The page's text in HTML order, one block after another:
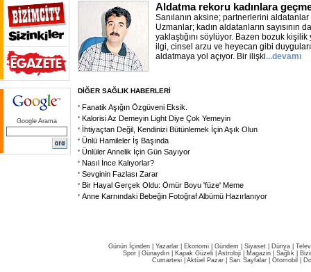
Google Arama
Aldatma rekoru kadınlara
Sanılanın aksine; partnerlerini
Uzmanlar; kadın aldatanların sayısının
yaklaştığını söylüyor. Bazen bozuk kişilik
ilgi, cinsel arzu ve heyecan gibi
aldatmaya yol açıyor. Bir ilişki...devamı
DİĞER SAĞLIK HABERLERİ
Fanatik Aşığın Özgüveni Eksik.
Kalorisi Az Demeyin Light Diye Çok Yemeyin
İhtiyaçtan Değil, Kendinizi Bütünlemek İçin Aşık Olun
Ünlü Hamileler İş Başında
Ünlüler Annelik İçin Gün Sayıyor
Nasıl İnce Kalıyorlar?
Sevginin Fazlası Zarar
Bir Hayal Gerçek Oldu: Ömür Boyu 'füze' Meme
Anne Karnındaki Bebeğin Fotoğraf Albümü Hazırlanıyor
Günün İçinden Yazarlar Ekonomi Gündem Siyaset Dünya |
Spor
Günaydın Kapak Güzeli Astroloji Magazin Sağlık
Cumartesi| Aktüel Pazar| Sarı Sayfalar| Otomobil